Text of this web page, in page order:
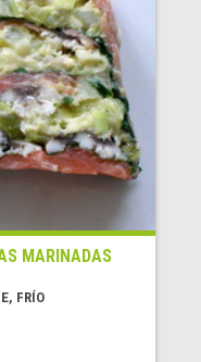
MARINADAS
FRÍO